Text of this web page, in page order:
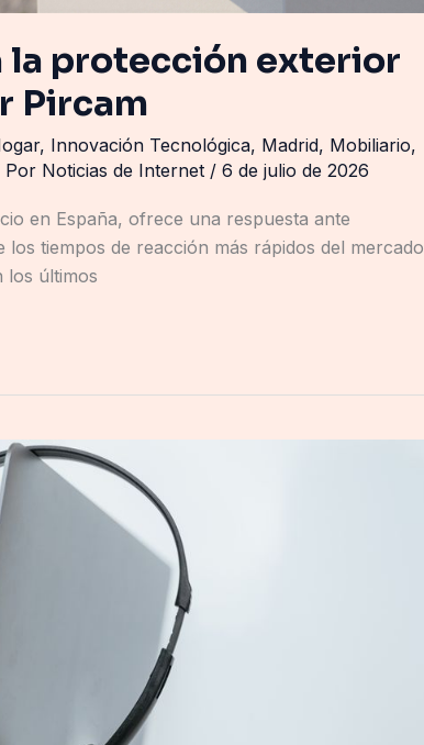
la protección exterior
Pircam
, Innovación Tecnológica, Madrid, Mobiliario,
Por Noticias de Internet / 6 de julio de 2026
en España, ofrece una respuesta ante
tiempos de reacción más rápidos del mercado
los últimos